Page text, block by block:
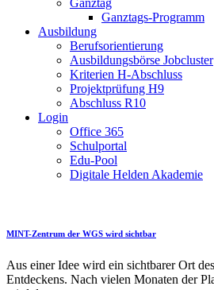
Ganztag
Ganztags-Programm
Ausbildung
Berufsorientierung
Ausbildungsbörse Jobcluster
Kriterien H-Abschluss
Projektprüfung H9
Abschluss R10
Login
Office 365
Schulportal
Edu-Pool
Digitale Helden Akademie
MINT-Zentrum der WGS wird sichtbar
Aus einer Idee wird ein sichtbarer Ort
Entdeckens. Nach vielen Monaten der